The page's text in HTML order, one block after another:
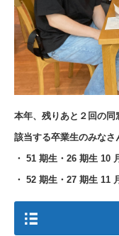
本年、残りあと２回の同
該当する卒業生のみなさ
・ 51 期生・26 期生 10
・ 52 期生・27 期生 11